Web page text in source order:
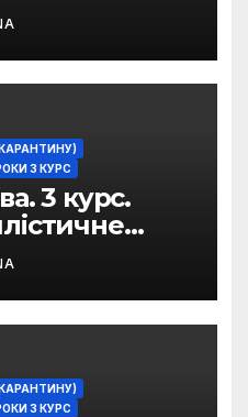
3 КУРС
3 курс.
3 КУРС